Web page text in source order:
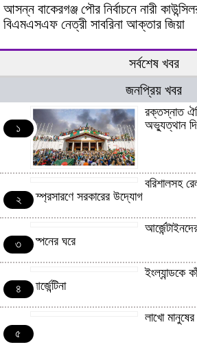
আসন্ন বাকেরগঞ্জ পৌর নির্বাচনে নারী
বিএমএসএফ নেত্রী সাবরিনা আক্তার জিয়া
সর্বশেষ খবর
জনপ্রিয় খবর
১
রক্তস্নাত
অভ্যুত্থান
২
বরিশালসহ
সম্প্রসারণে সরকারের উদ্যোগ
৩
স্পেনের ঘরে
৪
ইংল্যান্ডকে
আর্জেন্টিনা
৫
লাখো